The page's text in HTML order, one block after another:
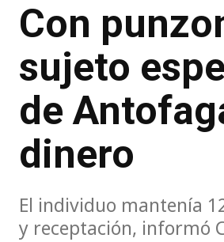
Con
sujeto
de
dinero
El individuo mantenía
y receptación, informó